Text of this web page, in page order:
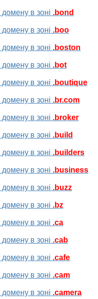
в зоні .bond
в зоні .boo
в зоні .boston
в зоні .bot
в зоні .boutique
в зоні .br.com
в зоні .broker
в зоні .build
в зоні .builders
в зоні .business
в зоні .buzz
в зоні .bz
в зоні .ca
в зоні .cab
в зоні .cafe
в зоні .cam
в зоні .camera